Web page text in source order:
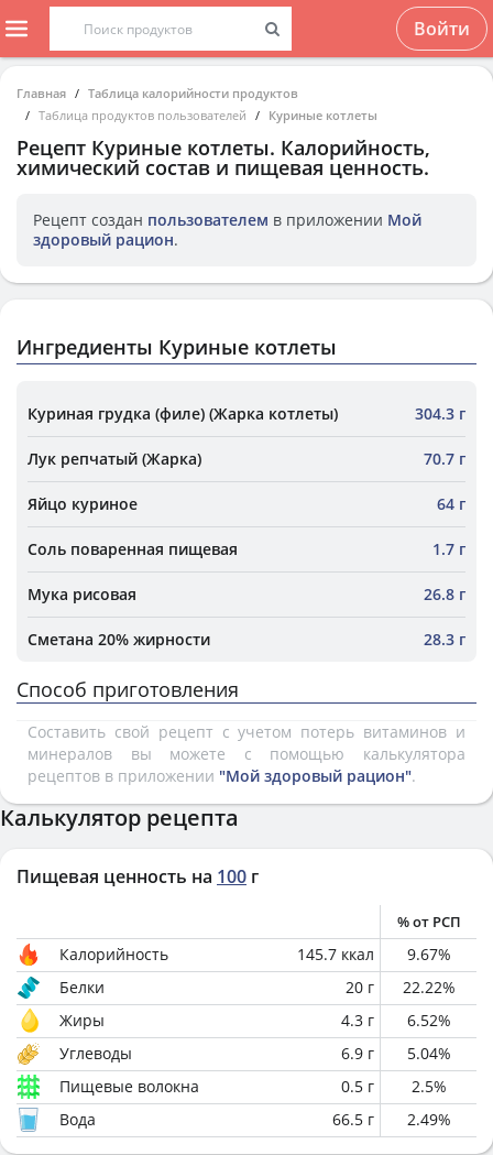
Войти
Главная
Таблица калорийности продуктов
Таблица продуктов пользователей
Куриные котлеты
Рецепт Куриные котлеты. Калорийность,
химический состав и пищевая ценность.
Рецепт создан пользователем в приложении Мой
здоровый рацион.
Ингредиенты Куриные котлеты
Куриная грудка (филе) (Жарка котлеты) 304.3 г
Лук репчатый (Жарка) 70.7 г
Яйцо куриное 64 г
Соль поваренная пищевая 1.7 г
Мука рисовая 26.8 г
Сметана 20% жирности 28.3 г
Способ приготовления
Составить свой рецепт с учетом потерь витаминов и
минералов вы можете с помощью калькулятора
рецептов в приложении "Мой здоровый рацион".
Калькулятор рецепта
Пищевая ценность на 100 г
% от РСП
Калорийность 145.7 ккал 9.67%
Белки
20 г 22.22%
Жиры
4.3 г 6.52%
Углеводы
6.9 г 5.04%
Пищевые волокна
0.5 г 2.5%
Вода
66.5 г 2.49%